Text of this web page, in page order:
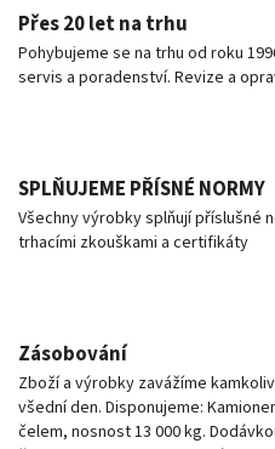
Přes 20 let na trhu
Pohybujeme se na trhu od roku
servis a poradenství. Revize a
SPLŇUJEME PŘÍSNÉ NORMY
Všechny výrobky splňují příslušné
trhacími zkouškami a certifikáty
Zásobování
Zboží a výrobky zavážíme
všední den. Disponujeme:
čelem, nosnost 13 000 kg.